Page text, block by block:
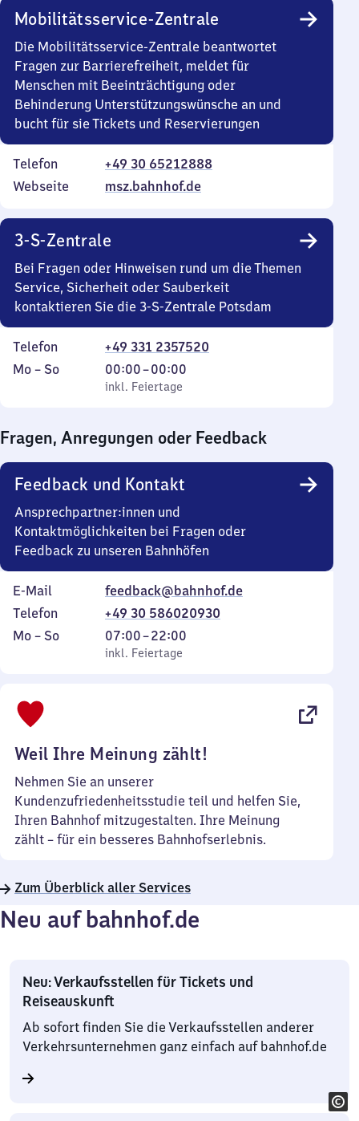
Mobilitätsservice-Zentrale
Die Mobilitätsservice-Zentrale beantwortet
Fragen zur Barrierefreiheit, meldet für
Menschen mit Beeinträchtigung oder
Behinderung Unterstützungswünsche an und
bucht für sie Tickets und Reservierungen
Telefon
+49 30 65212888
Webseite
msz.bahnhof.de
3-S-Zentrale
Bei Fragen oder Hinweisen rund um die Themen
Service, Sicherheit oder Sauberkeit
kontaktieren Sie die 3-S-Zentrale Potsdam
Telefon
+49 331 2357520
Montag
Mo – So,
inkl. Feiertage
00:00–00:00
Von
0
0
Uhr
inkl. Feiertage
Fragen, Anregungen oder Feedback
Feedback und Kontakt
Ansprechpartner:innen und
Kontaktmöglichkeiten bei Fragen oder
Feedback zu unseren Bahnhöfen
E-Mail
feedback@bahnhof.de
Telefon
+49 30 586020930
Montag
Mo – So,
inkl. Feiertage
07:00–22:00
Von
7
inkl. Feiertage
Weil Ihre Meinung zählt!
Nehmen Sie an unserer
Kundenzufriedenheitsstudie teil und helfen Sie,
Ihren Bahnhof mitzugestalten. Ihre Meinung
zählt – für ein besseres Bahnhofserlebnis.
Zum Überblick aller Services
Neu auf bahnhof.de
Neu: Verkaufsstellen für Tickets und
Reiseauskunft
Ab sofort finden Sie die Verkaufsstellen anderer
Verkehrsunternehmen ganz einfach auf bahnhof.de